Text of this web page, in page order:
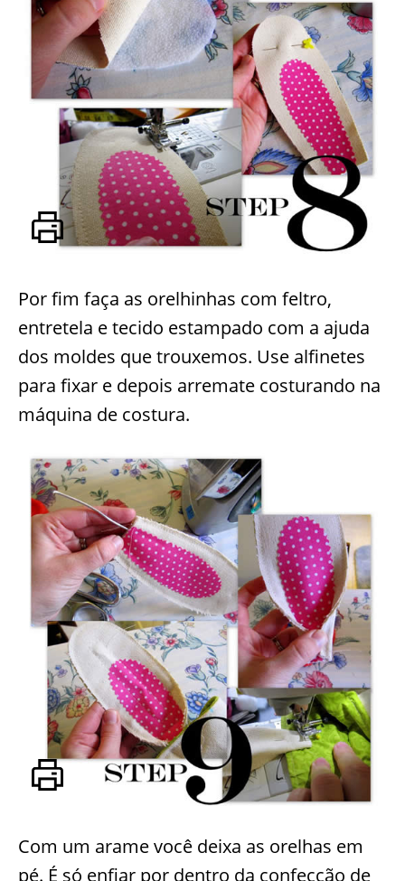
Por fim faça as orelhinhas com feltro,
entretela e tecido estampado com a ajuda
dos moldes que trouxemos. Use alfinetes
para fixar e depois arremate costurando na
máquina de costura.
Com um arame você deixa as orelhas em
pé. É só enfiar por dentro da confecção de